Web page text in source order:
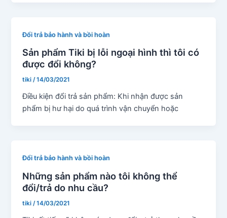
Đổi trả bảo hành và bồi hoàn
Sản phẩm Tiki bị lỗi ngoại hình thì tôi có
được đổi không?
tiki/14/03/2021
Điều kiện đổi trả sản phẩm: Khi nhận được sản
phẩm bị hư hại do quá trình vận chuyển hoặc
Đổi trả bảo hành và bồi hoàn
Những sản phẩm nào tôi không thể
đổi/trả do nhu cầu?
tiki /14/03/2021